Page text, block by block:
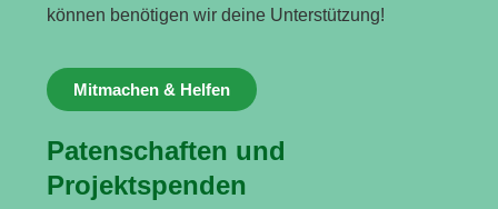
können benötigen wir deine Unterstützung!
Mitmachen & Helfen
Patenschaften und
Projektspenden